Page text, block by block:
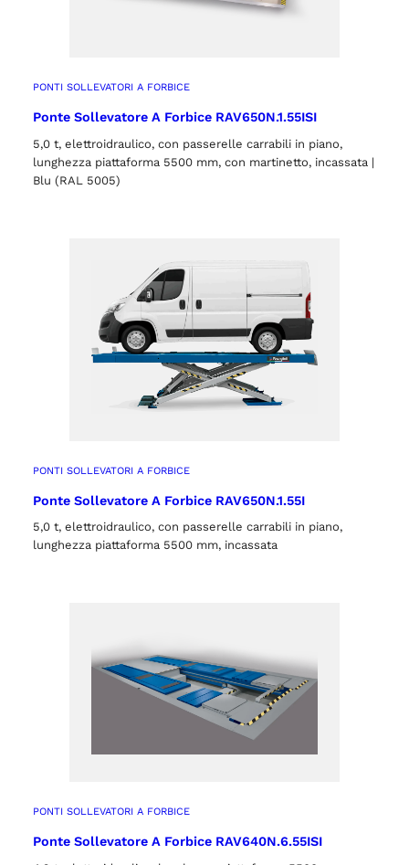
PONTI SOLLEVATORI A FORBICE
Ponte Sollevatore A Forbice RAV650N.1.55ISI
5,0 t, elettroidraulico, con passerelle carrabili in piano,
lunghezza piattaforma 5500 mm, con martinetto, incassata |
Blu (RAL 5005)
PONTI SOLLEVATORI A FORBICE
Ponte Sollevatore A Forbice RAV650N.1.55I
5,0 t, elettroidraulico, con passerelle carrabili in piano,
lunghezza piattaforma 5500 mm, incassata
PONTI SOLLEVATORI A FORBICE
Ponte Sollevatore A Forbice RAV640N.6.55ISI
ACCETTA